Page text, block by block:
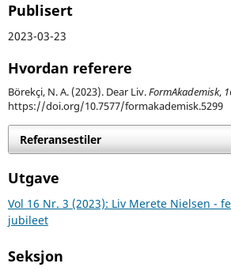
Publisert
2023-03-23
Hvordan referere
Börekçi, N. A. (2023). Dear Liv.FormAkademisk,
https://doi.org/10.7577/formakademisk.5299
Referansestiler
Utgave
Vol 16 Nr. 3 (2023): Liv Merete Nielsen -
jubileet
Seksjon